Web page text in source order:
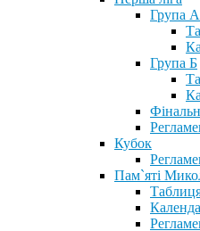
Група А
Група Б
Кубок
Пам`яті